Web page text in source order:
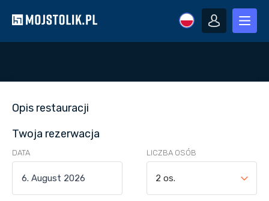
Opis restauracji
Twoja rezerwacja
DATA LICZBA OSÓB
2 os.